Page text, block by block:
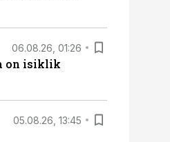
06.08.26, 01:26
on isiklik
05.08.26, 13:45